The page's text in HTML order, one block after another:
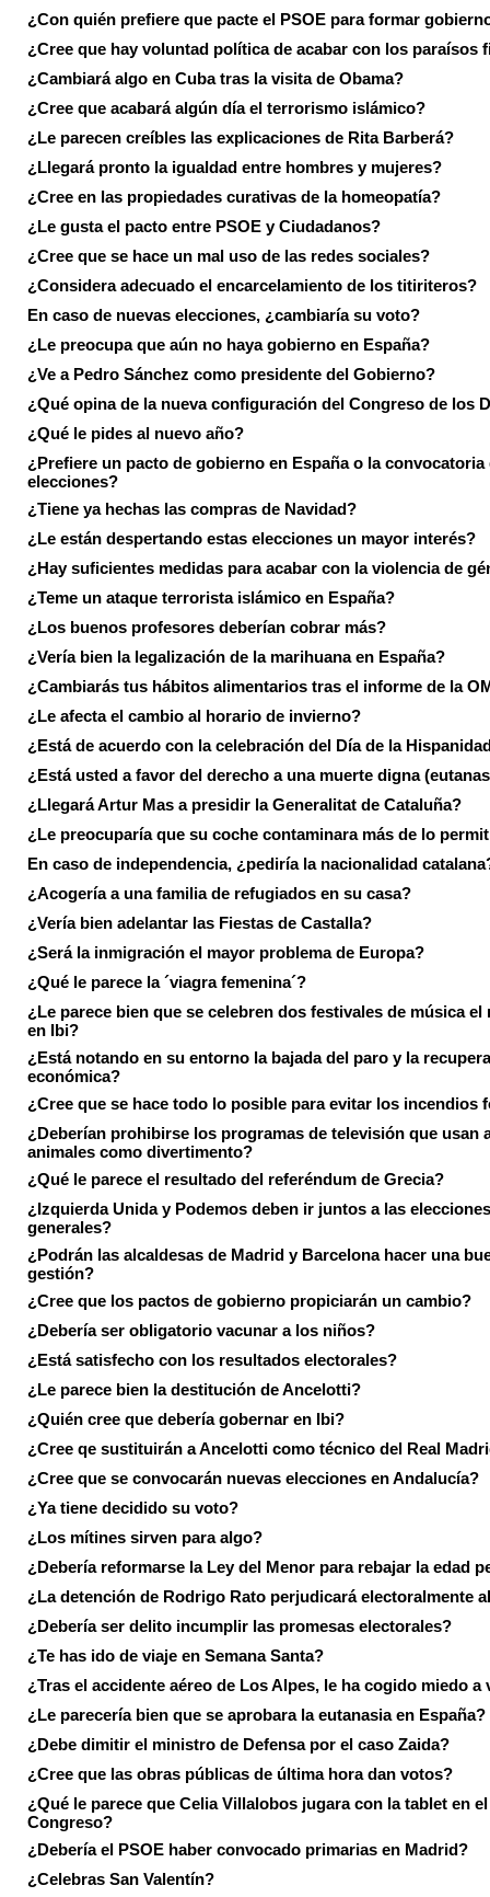
¿Con quién prefiere que pacte el PSOE para formar
¿Cree que hay voluntad política de acabar con los paraísos
¿Cambiará algo en Cuba tras la visita de Obama?
¿Cree que acabará algún día el terrorismo islámico?
¿Le parecen creíbles las explicaciones de Rita Barberá?
¿Llegará pronto la igualdad entre hombres y mujeres?
¿Cree en las propiedades curativas de la homeopatía?
¿Le gusta el pacto entre PSOE y Ciudadanos?
¿Cree que se hace un mal uso de las redes sociales?
¿Considera adecuado el encarcelamiento de los titiriteros?
En caso de nuevas elecciones, ¿cambiaría su voto?
¿Le preocupa que aún no haya gobierno en España?
¿Ve a Pedro Sánchez como presidente del Gobierno?
¿Qué opina de la nueva configuración del Congreso de los
¿Qué le pides al nuevo año?
¿Prefiere un pacto de gobierno en España o la convocatoria
elecciones?
¿Tiene ya hechas las compras de Navidad?
¿Le están despertando estas elecciones un mayor interés?
¿Hay suficientes medidas para acabar con la violencia de
¿Teme un ataque terrorista islámico en España?
¿Los buenos profesores deberían cobrar más?
¿Vería bien la legalización de la marihuana en España?
¿Cambiarás tus hábitos alimentarios tras el informe de la
¿Le afecta el cambio al horario de invierno?
¿Está de acuerdo con la celebración del Día de la
¿Está usted a favor del derecho a una muerte digna
¿Llegará Artur Mas a presidir la Generalitat de Cataluña?
¿Le preocuparía que su coche contaminara más de lo
En caso de independencia, ¿pediría la nacionalidad
¿Acogería a una familia de refugiados en su casa?
¿Vería bien adelantar las Fiestas de Castalla?
¿Será la inmigración el mayor problema de Europa?
¿Qué le parece la ´viagra femenina´?
¿Le parece bien que se celebren dos festivales de música el
en Ibi?
¿Está notando en su entorno la bajada del paro y la
económica?
¿Cree que se hace todo lo posible para evitar los incendios
¿Deberían prohibirse los programas de televisión que usan
animales como divertimento?
¿Qué le parece el resultado del referéndum de Grecia?
¿Izquierda Unida y Podemos deben ir juntos a las elecciones
generales?
¿Podrán las alcaldesas de Madrid y Barcelona hacer una
gestión?
¿Cree que los pactos de gobierno propiciarán un cambio?
¿Debería ser obligatorio vacunar a los niños?
¿Está satisfecho con los resultados electorales?
¿Le parece bien la destitución de Ancelotti?
¿Quién cree que debería gobernar en Ibi?
¿Cree qe sustituirán a Ancelotti como técnico del Real
¿Cree que se convocarán nuevas elecciones en Andalucía?
¿Ya tiene decidido su voto?
¿Los mítines sirven para algo?
¿Debería reformarse la Ley del Menor para rebajar la edad
¿La detención de Rodrigo Rato perjudicará electoralmente
¿Debería ser delito incumplir las promesas electorales?
¿Te has ido de viaje en Semana Santa?
¿Tras el accidente aéreo de Los Alpes, le ha cogido miedo a
¿Le parecería bien que se aprobara la eutanasia en España?
¿Debe dimitir el ministro de Defensa por el caso Zaida?
¿Cree que las obras públicas de última hora dan votos?
¿Qué le parece que Celia Villalobos jugara con la tablet en el
Congreso?
¿Debería el PSOE haber convocado primarias en Madrid?
¿Celebras San Valentín?